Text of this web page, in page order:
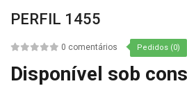
PERFIL 1455
0 comentários Pedidos (0)
Disponível sob